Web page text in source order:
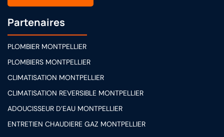
Partenaires
PLOMBIER MONTPELLIER
PLOMBIERS MONTPELLIER
CLIMATISATION MONTPELLIER
CLIMATISATION REVERSIBLE MONTPELLIER
ADOUCISSEUR D’EAU MONTPELLIER
ENTRETIEN CHAUDIERE GAZ MONTPELLIER